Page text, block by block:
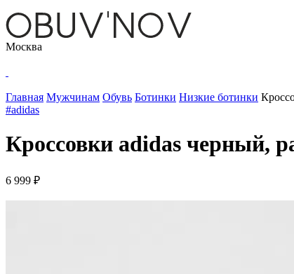
Москва
Главная Мужчинам Обувь Ботинки Низкие ботинки
#adidas
Кроссовки adidas черный,
6 999 ₽